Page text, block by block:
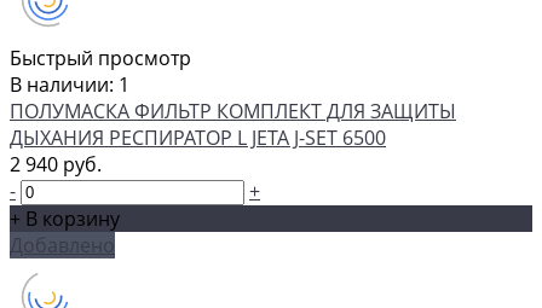
Быстрый просмотр
В наличии: 1
ПОЛУМАСКА ФИЛЬТР КОМПЛЕКТ ДЛЯ ЗАЩИТЫ
ДЫХАНИЯ РЕСПИРАТОР L JETA J-SET 6500
2 940 руб.
-
+
+ В корзину
Добавлено